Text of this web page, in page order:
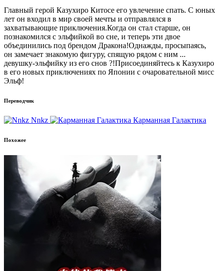
Главный герой Казухиро Китосе его увлечение спать. С юных
лет он входил в мир своей мечты и отправлялся в
захватывающие приключения.Когда он стал старше, он
познакомился с эльфийкой во сне, и теперь эти двое
объединились под брендом Дракона!Однажды, просыпаясь,
он замечает знакомую фигуру, спящую рядом с ним ...
девушку-эльфийку из его снов ?!Присоединяйтесь к Казухиро
в его новых приключениях по Японии с очаровательной мисс
Эльф!
Переводчик
Nnkz Карманная Галактика
Похожее